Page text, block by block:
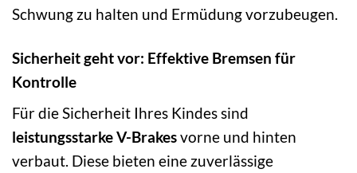
Schwung zu halten und Ermüdung vorzubeugen.
Sicherheit geht vor: Effektive Bremsen für
Kontrolle
Für die Sicherheit Ihres Kindes sind
leistungsstarke V-Brakesvorne und hinten
verbaut. Diese bieten eine zuverlässige